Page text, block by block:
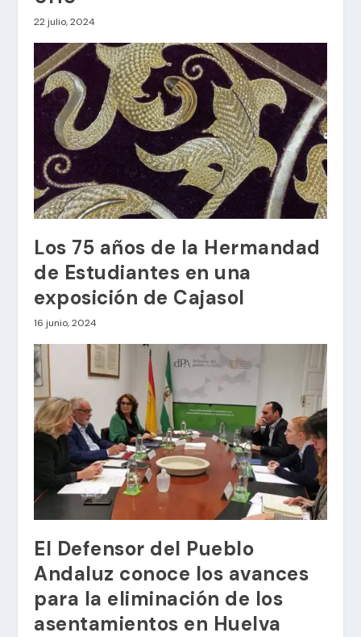
22 julio, 2024
Los 75 años de la Hermandad
de Estudiantes en una
exposición de Cajasol
16 junio, 2024
El Defensor del Pueblo
Andaluz conoce los avances
para la eliminación de los
asentamientos en Huelva